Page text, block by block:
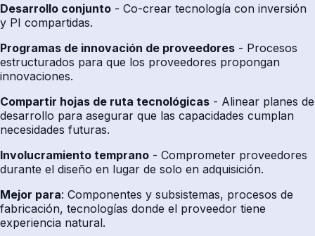
Desarrollo conjunto - Co-crear tecnología con inversión
y PI compartidas.
Programas de innovación de proveedores - Procesos
estructurados para que los proveedores propongan
innovaciones.
Compartir hojas de ruta tecnológicas - Alinear planes de
desarrollo para asegurar que las capacidades cumplan
necesidades futuras.
Involucramiento temprano - Comprometer proveedores
durante el diseño en lugar de solo en adquisición.
Mejor para: Componentes y subsistemas, procesos de
fabricación, tecnologías donde el proveedor tiene
experiencia natural.